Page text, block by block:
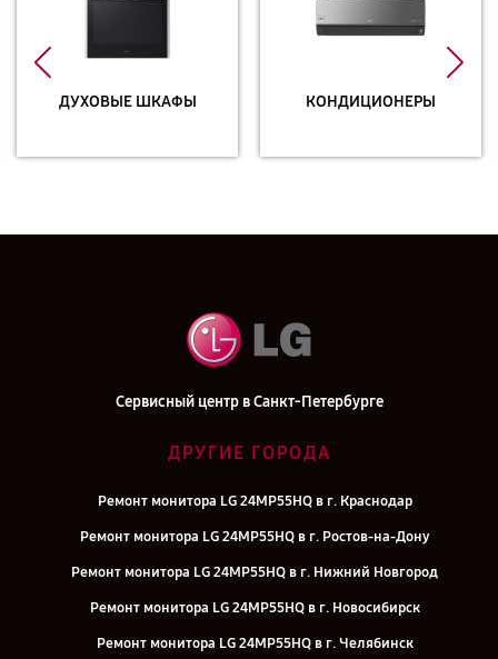
ДУХОВЫЕ ШКАФЫ КОНДИЦИОНЕРЫ
Сервисный центр в Санкт-Петербурге
ДРУГИЕ ГОРОДА
Ремонт монитора LG 24MP55HQ в г. Краснодар
Ремонт монитора LG 24MP55HQ в г. Ростов-на-Дону
Ремонт монитора LG 24MP55HQ в г. Нижний Новгород
Ремонт монитора LG 24MP55HQ в г. Новосибирск
Ремонт монитора LG 24MP55HQ в г. Челябинск